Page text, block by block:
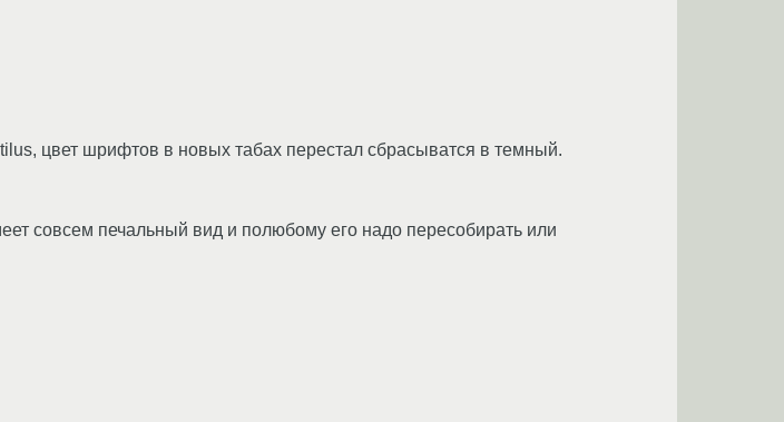
цвет шрифтов в новых табах перестал сбрасыватся в темный.
совсем печальный вид и полюбому его надо пересобирать или